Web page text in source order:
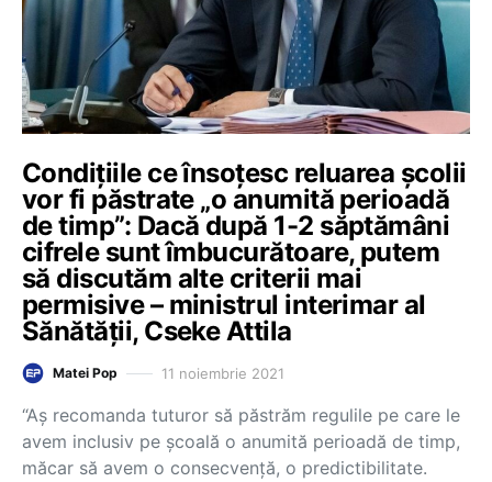
Condițiile ce însoțesc reluarea școlii
vor fi păstrate „o anumită perioadă
de timp”: Dacă după 1-2 săptămâni
cifrele sunt îmbucurătoare, putem
să discutăm alte criterii mai
permisive – ministrul interimar al
Sănătății, Cseke Attila
Matei Pop 11 noiembrie 2021
“Aș recomanda tuturor să păstrăm regulile pe care le
avem inclusiv pe școală o anumită perioadă de timp,
măcar să avem o consecvență, o predictibilitate.